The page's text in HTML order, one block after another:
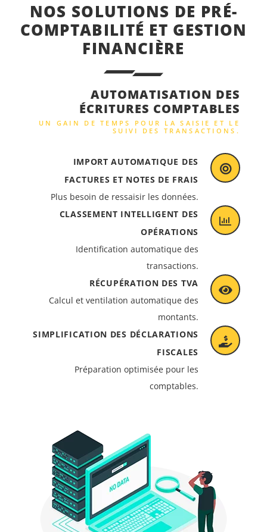
NOS SOLUTIONS DE PRÉ-
COMPTABILITÉ ET GESTION
FINANCIÈRE
AUTOMATISATION DES
ÉCRITURES COMPTABLES
UN GAIN DE TEMPS POUR LA SAISIE ET LE
SUIVI DES TRANSACTIONS.
IMPORT AUTOMATIQUE DES
FACTURES ET NOTES DE FRAIS
Plus besoin de ressaisir les données.
CLASSEMENT INTELLIGENT DES
OPÉRATIONS
Identification automatique des
transactions.
RÉCUPÉRATION DES TVA
Calcul et ventilation automatique des
montants.
SIMPLIFICATION DES DÉCLARATIONS
FISCALES
Préparation optimisée pour les
comptables.